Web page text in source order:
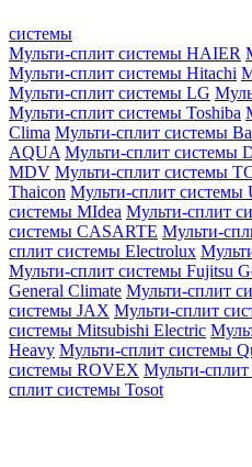
системы
Мульти-сплит системы HAIER
Мульти-сплит системы Hitachi
Мульти-сплит системы LG
Мульти-сплит системы Toshiba
Clima Мульти-сплит системы
AQUA Мульти-сплит системы
MDV Мульти-сплит системы
Thaicon Мульти-сплит системы
системы MIdea Мульти-сплит
системы CASARTE Мульти-
сплит системы Electrolux
Мульти-сплит системы Fujitsu
General Climate Мульти-сплит
системы JAX Мульти-сплит
системы Mitsubishi Electric
Heavy Мульти-сплит системы
системы ROVEX Мульти-сплит
сплит системы Tosot